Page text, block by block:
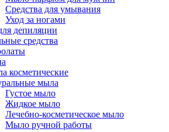
Средства для умывания
Уход за ногами
депиляции
средства
косметические
мыла
Густое мыло
Жидкое мыло
Лечебно-косметическое мыло
Мыло ручной работы